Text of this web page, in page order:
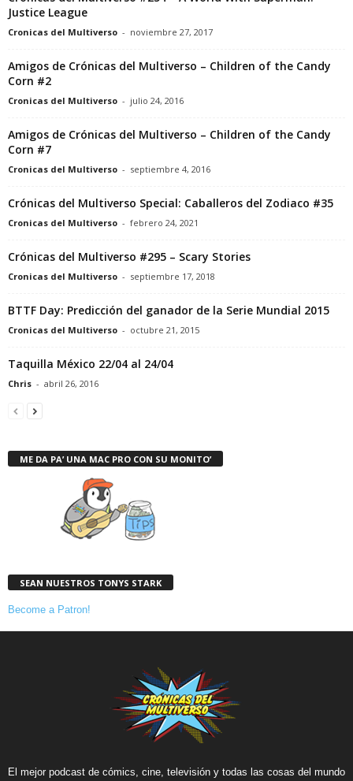
Justice League
Cronicas del Multiverso - noviembre 27, 2017
Amigos de Crónicas del Multiverso – Children of the Candy
Corn #2
Cronicas del Multiverso - julio 24, 2016
Amigos de Crónicas del Multiverso – Children of the Candy
Corn #7
Cronicas del Multiverso - septiembre 4, 2016
Crónicas del Multiverso Special: Caballeros del Zodiaco #35
Cronicas del Multiverso - febrero 24, 2021
Crónicas del Multiverso #295 – Scary Stories
Cronicas del Multiverso - septiembre 17, 2018
BTTF Day: Predicción del ganador de la Serie Mundial 2015
Cronicas del Multiverso - octubre 21, 2015
Taquilla México 22/04 al 24/04
Chris - abril 26, 2016
ME DA PA’ UNA MAC PRO CON SU MONITO’
SEAN NUESTROS TONYS STARK
Become a Patron!
El mejor podcast de cómics, cine, televisión y todas las cosas del mundo